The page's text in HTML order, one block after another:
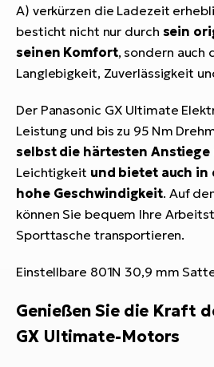
A) verkürzen die Ladezeit
besticht nicht nur durch sein
seinen Komfort, sondern auch
Langlebigkeit, Zuverlässigkeit
Der Panasonic GX Ultimate
Leistung und bis zu 95 Nm
selbst die härtesten
Leichtigkeit und bietet auch in
hohe Geschwindigkeit. Auf
können Sie bequem Ihre
Sporttasche transportieren.
Einstellbare 801N 30,9 mm
Genießen Sie die Kraft
GX Ultimate-Motors